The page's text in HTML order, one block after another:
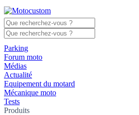
Parking
Forum moto
Médias
Actualité
Equipement du motard
Mécanique moto
Tests
Produits